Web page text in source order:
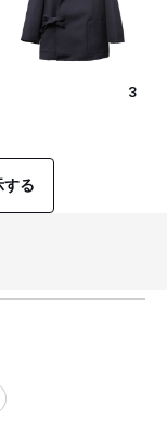
3
する